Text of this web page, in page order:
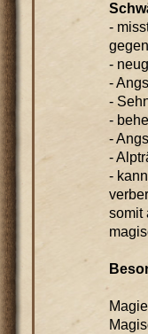
-
-
-
-
-
-
-
-
somit